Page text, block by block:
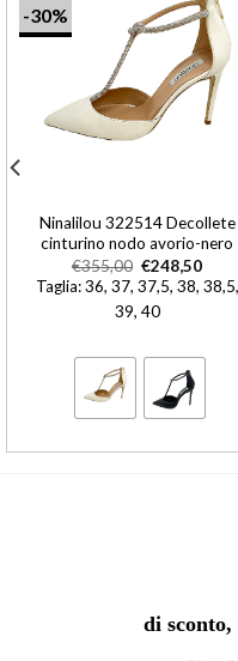
-30%
Ninalilou 322514 Decollete
cinturino nodo avorio-nero
€355,00 €248,50
Taglia: 36, 37, 37,5, 38, 38,5,
39, 40
di